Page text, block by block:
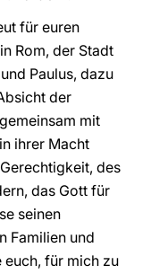
für euren
Rom, der Stadt
Paulus, dazu
der
mit
ihrer Macht
des
das Gott für
seinen
Familien und
euch, für mich zu